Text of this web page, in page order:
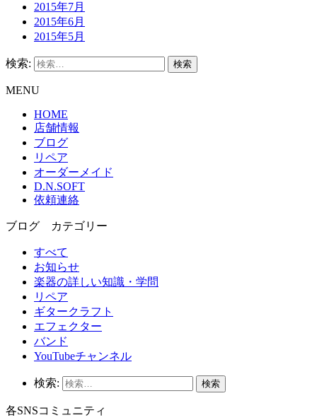
2015年7月
2015年6月
2015年5月
検索:
MENU
HOME
店舗情報
ブログ
リペア
オーダーメイド
D.N.SOFT
依頼連絡
ブログ カテゴリー
すべて
お知らせ
楽器の詳しい知識・学問
リペア
ギタークラフト
エフェクター
バンド
YouTubeチャンネル
検索:
各SNSコミュニティ